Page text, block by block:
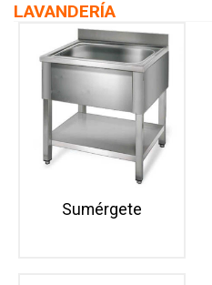
LAVANDERÍA
Sumérgete